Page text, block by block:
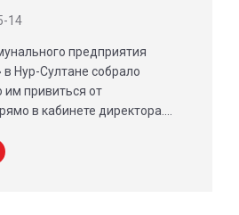
14
предприятия
в Нур-Султане собрало
им привиться от
в кабинете директора.…